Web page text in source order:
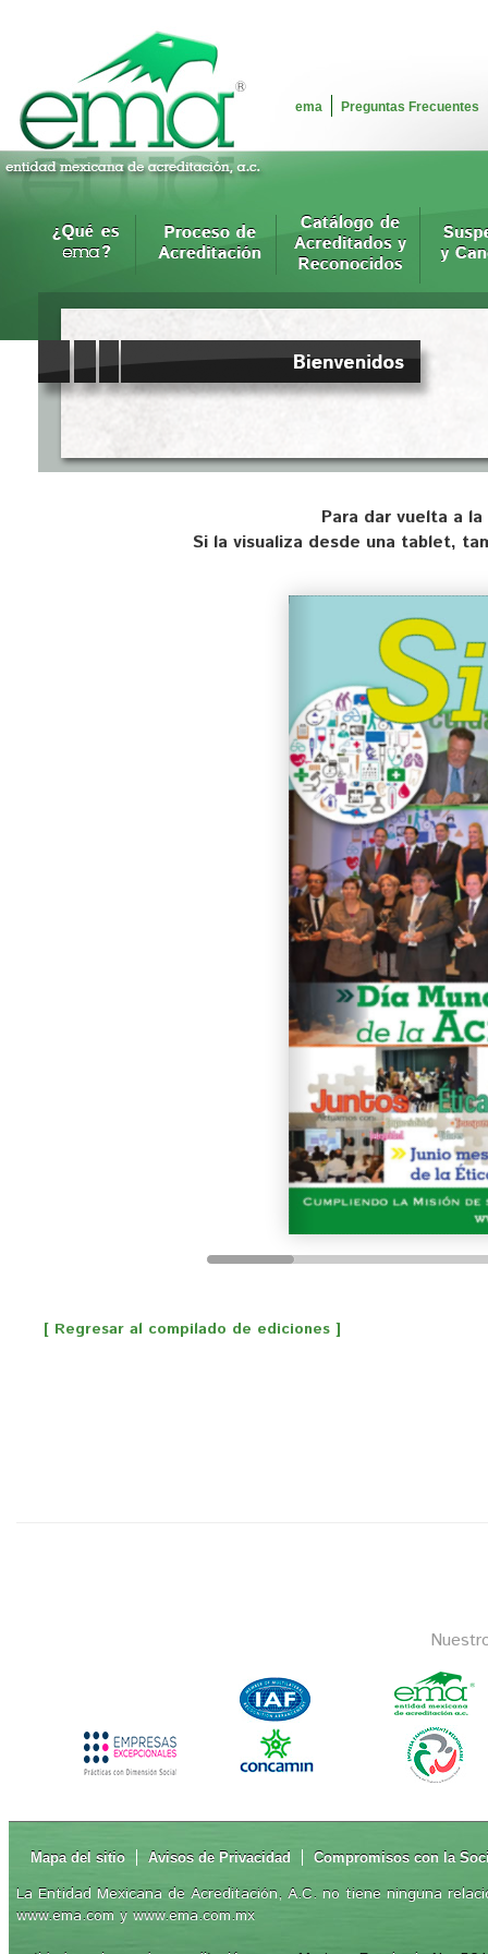
ema Preguntas Frecuentes
Para dar vuelta a
Si la visualiza desde una tablet,
[ Regresar al compilado de ediciones ]
Mapa del sitio Avisos de Privacidad Compromisos con la
La Entidad Mexicana de Acreditación, A.C. no tiene ninguna
www.ema.com y www.ema.com.mx